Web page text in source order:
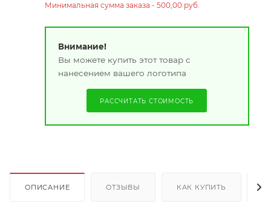
Минимальная сумма заказа - 500,00 руб.
Внимание!
Вы можете купить этот товар с
нанесением вашего логотипа
РАССЧИТАТЬ СТОИМОСТЬ
ОПИСАНИЕ ОТЗЫВЫ КАК КУПИТЬ